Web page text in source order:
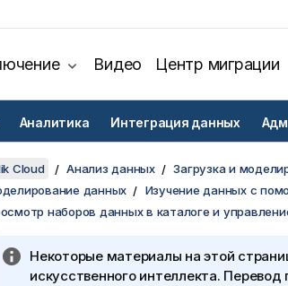
Видео Центр миграции
Аналитика Интеграция данных
Cloud Анализ данных
Загрузка и
данных
Изучение данных с
наборов данных в каталоге и
Некоторые материалы на этой
искусственного интеллекта.